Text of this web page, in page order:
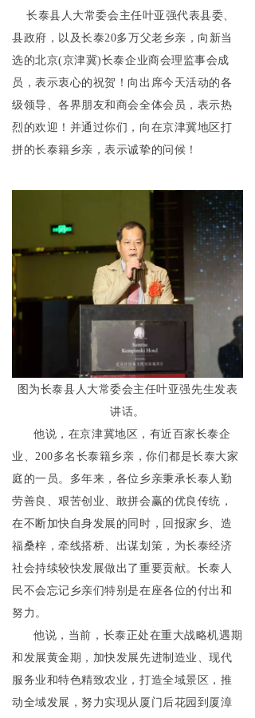
长泰县人大常委会主任叶亚强代表县委、
县政府，以及长泰20多万父老乡亲，向新当
选的北京(京津冀)长泰企业商会理监事会成
员，表示衷心的祝贺！向出席今天活动的各
级领导、各界朋友和商会全体会员，表示热
烈的欢迎！并通过你们，向在京津冀地区打
拼的长泰籍乡亲，表示诚挚的问候！
图为长泰县人大常委会主任叶亚强先生发表
讲话。
他说，在京津冀地区，有近百家长泰企
业、200多名长泰籍乡亲，你们都是长泰大家
庭的一员。多年来，各位乡亲秉承长泰人勤
劳善良、艰苦创业、敢拼会赢的优良传统，
在不断加快自身发展的同时，回报家乡、造
福桑梓，牵线搭桥、出谋划策，为长泰经济
社会持续较快发展做出了重要贡献。长泰人
民不会忘记乡亲们特别是在座各位的付出和
努力。
他说，当前，长泰正处在重大战略机遇期
和发展黄金期，加快发展先进制造业、现代
服务业和特色精致农业，打造全域景区，推
动全域发展，努力实现从厦门后花园到厦漳